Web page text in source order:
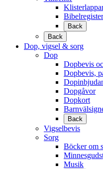
Bibelregister
Back
Back
Dop, vigsel & sorg
Dop
Dopbevis
Dopbevis,
Dopgåvor
Dopkort
Back
Vigselbevis
Sorg
Böcker om
Musik